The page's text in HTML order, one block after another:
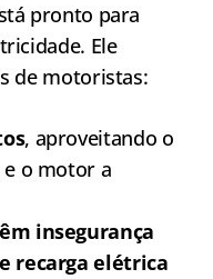
pronto para
Ele
de motoristas:
, aproveitando o
o motor a
insegurança
recarga elétrica